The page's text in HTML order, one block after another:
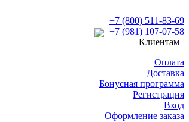
+7 (800) 511-83-69
+7 (981) 107-07-58
Клиентам
Оплата
Доставка
Бонусная программа
Регистрация
Вход
Оформление заказа